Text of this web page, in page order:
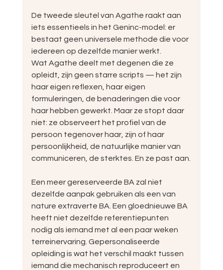
De tweede sleutel van Agathe raakt aan
iets essentieels in het Geninc-model: er
bestaat geen universele methode die voor
iedereen op dezelfde manier werkt.
Wat Agathe deelt met degenen die ze
opleidt, zijn geen starre scripts — het zijn
haar eigen reflexen, haar eigen
formuleringen, de benaderingen die voor
haar hebben gewerkt. Maar ze stopt daar
niet: ze observeert het profiel van de
persoon tegenover haar, zijn of haar
persoonlijkheid, de natuurlijke manier van
communiceren, de sterktes. En ze past aan.
Een meer gereserveerde BA zal niet
dezelfde aanpak gebruiken als een van
nature extraverte BA. Een gloednieuwe BA
heeft niet dezelfde referentiepunten
nodig als iemand met al een paar weken
terreinervaring. Gepersonaliseerde
opleiding is wat het verschil maakt tussen
iemand die mechanisch reproduceert en